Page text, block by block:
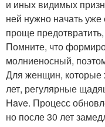
и иных видимых
ней нужно начать уже
проще
Помните, что
молниеносный,
Для женщин, которые
лет, регулярные
Have. Процесс
но после 30 лет